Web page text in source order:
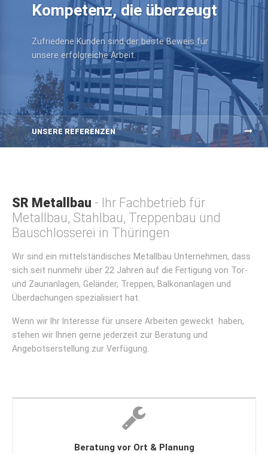
Kompetenz, die überzeugt
Zufriedene Kunden sind der beste Beweis für
unsere erfolgreiche Arbeit.
UNSERE REFERENZEN
SR Metallbau - Ihr Fachbetrieb für
Metallbau, Stahlbau, Treppenbau und
Bauschlosserei in Thüringen
Wir sind ein mittelständisches Metallbau Unternehmen, dass
sich seit nunmehr über 22 Jahren auf die Fertigung von Tor-
und Zaunanlagen, Geländer, Treppen, Balkonanlagen und
Überdachungen spezialisiert hat.
Wenn wir Ihr Interesse für unsere Arbeiten geweckt haben,
stehen wir Ihnen gerne jederzeit zur Beratung und
Angebotserstellung zur Verfügung.
Beratung vor Ort & Planung